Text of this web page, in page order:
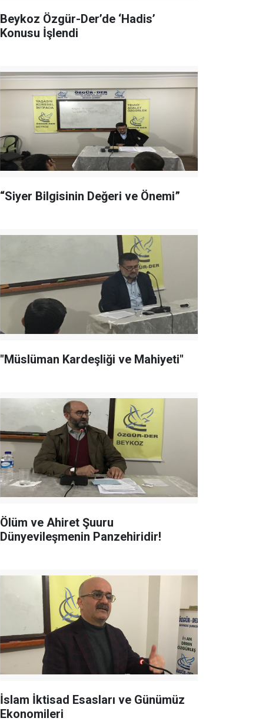
Beykoz Özgür-Der’de ‘Hadis’
Konusu İşlendi
“Siyer Bilgisinin Değeri ve Önemi”
"Müslüman Kardeşliği ve Mahiyeti"
Ölüm ve Ahiret Şuuru
Dünyevileşmenin Panzehiridir!
İslam İktisad Esasları ve Günümüz
Ekonomileri